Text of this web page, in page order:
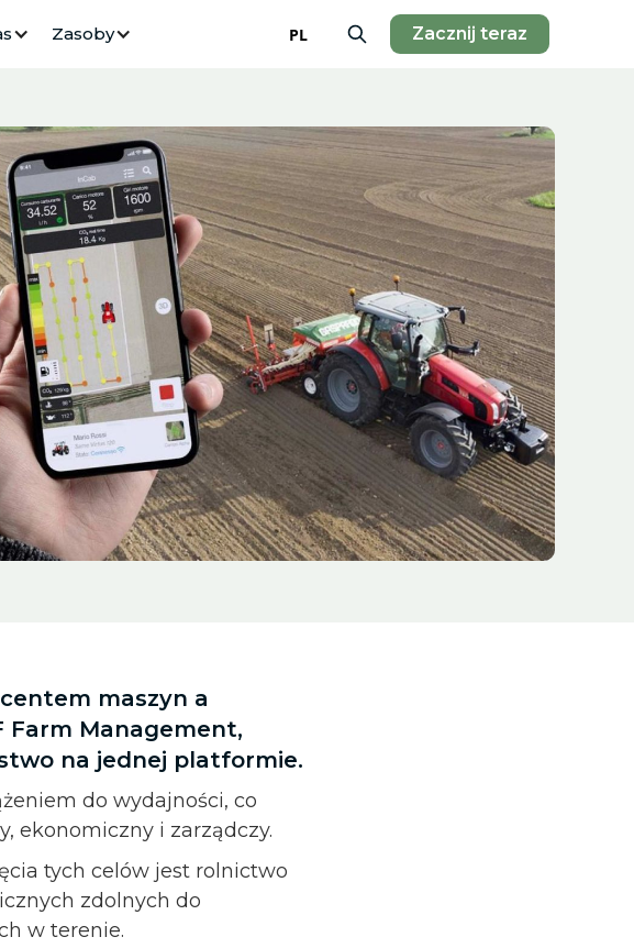
Zasoby PL Zacznij teraz
maszyn a
Farm Management,
na jednej platformie.
do wydajności, co
ekonomiczny i zarządczy.
tych celów jest rolnictwo
zdolnych do
w terenie.